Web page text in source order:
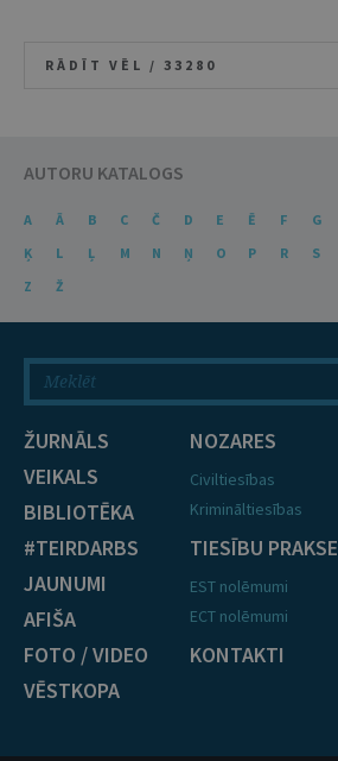
RĀDĪT VĒL / 33280
AUTORU KATALOGS
A Ā B C Č D E Ē F G
Ķ
L Ļ M N Ņ O P R S
Z
Ž
ŽURNĀLS
VEIKALS
BIBLIOTĒKA
#TEIRDARBS
JAUNUMI
AFIŠA
FOTO / VIDEO
VĒSTKOPA
NOZARES
Civiltiesības
Krimināltiesības
TIESĪBU PRAKSE
EST nolēmumi
ECT nolēmumi
KONTAKTI